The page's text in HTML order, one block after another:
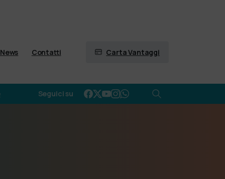
News Contatti Carta Vantaggi
Seguici su